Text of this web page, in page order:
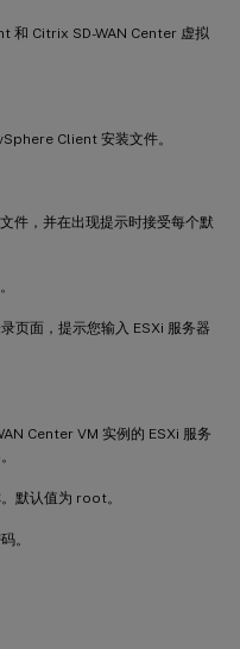
和 Citrix SD-WAN Center 虚拟
Client 安装文件。
件，并在出现提示时接受每个默
页面，提示您输入 ESXi 服务器
Center VM 实例的 ESXi 服务
默认值为 root。
。